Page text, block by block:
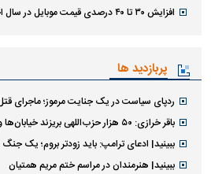
افزایش ۳۰ تا ۴۰ درصدی قیمت موبایل در سال اخیر
پربازدید ها
ردپای سیاست در یک جنایت مرموز؛ ماجرای
باقر خرازی: ۵۰ هزار حزب‌اللهی بریزند خیابان‌ها و بی حجاب‌ها را بکشند
ببینید| ادعای ترامپ: باید زودتر بروم؛ یک
ببینید| هنرمندان در مراسم ختم مریم همتیان